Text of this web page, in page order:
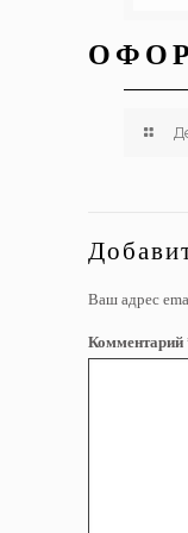
Ваш адрес
Комментарий